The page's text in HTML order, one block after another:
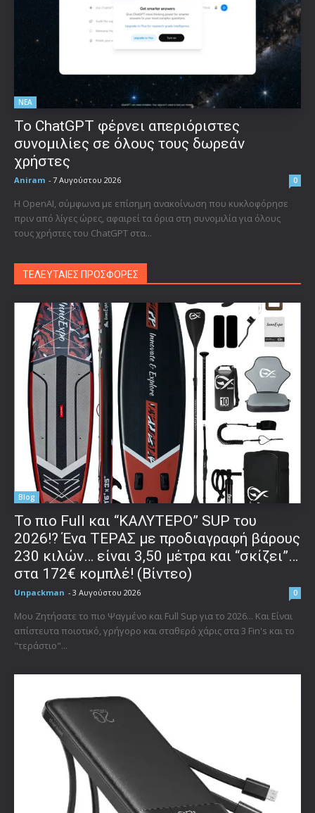
ΝΕΑ
Το ChatGPT φέρνει απεριόριστες
συνομιλίες σε όλους τους δωρεάν
χρήστες
Aniram - 7 Αυγούστου 2026 0
Η OpenAI, σύμφωνα με επίσημη ανακοίνωση που κυκλοφόρησε
πριν από λίγες ώρες, αφαιρεί τα όρια στη συνομιλία για όλους
τους χρήστες του ChatGPT στα...
ΤΕΛΕΥΤΑΙΕΣ ΠΡΟΣΦΟΡΕΣ
Blog
To πιο Full και “ΚΑΛΥΤΕΡΟ” SUP του
2026!? Ένα ΤΕΡΑΣ με προδιαγραφή βάρους
230 κιλών… είναι 3,50 μέτρα και “σκίζει”…
στα 172€ κομπλέ! (Βίντεο)
Unpackman - 3 Αυγούστου 2026 0
Μου Ζητήσατε το πιο Ψαγμένο και Full Sup για το 2026... Και Είναι
απίστευτα ποιοτικό, γρήγορο και σταθερό χάρις στα 3 Fin's και το
"τεράστιο"...